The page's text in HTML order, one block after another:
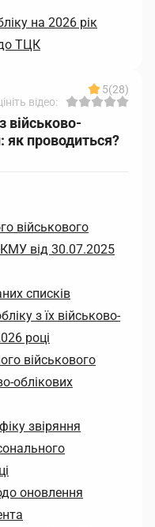
на 2026 рік
ТЦК
5(28)
відео:
військово-
проводиться?
військового
КМУ від 30.07.2025
списків
з їх військово-
році
військового
облікових
звіряння
оновлення